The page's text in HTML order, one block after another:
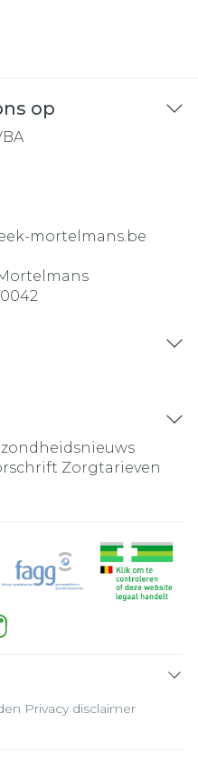
op
mortelmans.be
Zorgtarieven
Privacy disclaimer